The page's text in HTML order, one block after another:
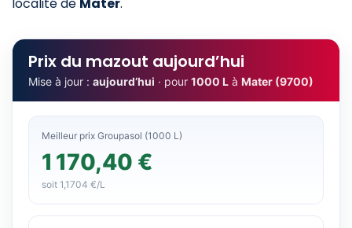
Prix du mazout aujourd’hui
Mise à jour : aujourd’hui · pour 1000 L à Mater (9700)
Meilleur prix Groupasol (1000 L)
1 170,40 €
soit 1,1704 €/L